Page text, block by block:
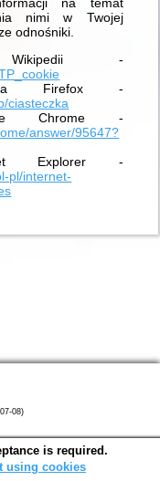
nimi w Twojej
odnośniki.
-
Firefox -
ciasteczka
Chrome -
answer/95647?
Explorer -
pl/internet-
08)
is required.
using cookies